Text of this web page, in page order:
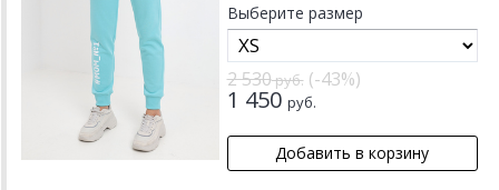
Выберите размер
2 530руб.(-43%)
1 450руб.